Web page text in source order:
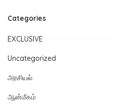
Categories
EXCLUSIVE
Uncategorized
அரசியல்
ஆன்மீகம்